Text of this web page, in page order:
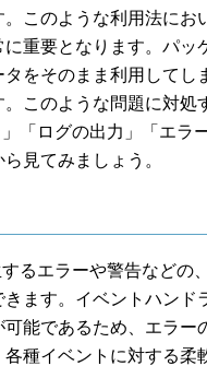
このような利用法にお
重要となります。パッ
をそのまま利用してし
このような問題に対処
「ログの出力」「エラ
見てみましょう。
るエラーや警告などの
ます。イベントハンド
能であるため、エラー
種イベントに対する柔